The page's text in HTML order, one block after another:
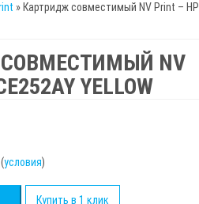
» Картридж совместимый NV Print – HP
NV
YELLOW
(условия)
Купить в 1 клик